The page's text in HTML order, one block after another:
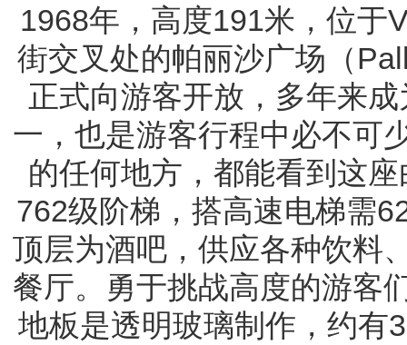
1968年，高度191米，位于
街交叉处的帕丽沙广场（
正式向游客开放，多年来
一，也是游客行程中必不可
的任何地方，都能看到这
762级阶梯，搭高速电梯需
顶层为酒吧，供应各种饮料
餐厅。勇于挑战高度的游客
地板是透明玻璃制作，约有